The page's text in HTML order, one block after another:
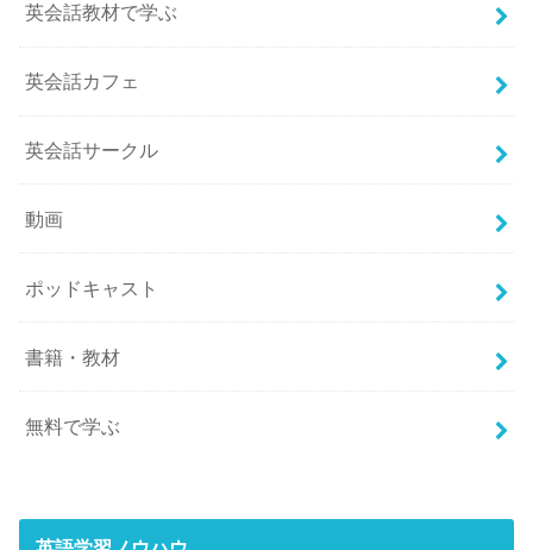
英会話教材で学ぶ
英会話カフェ
英会話サークル
動画
ポッドキャスト
書籍・教材
無料で学ぶ